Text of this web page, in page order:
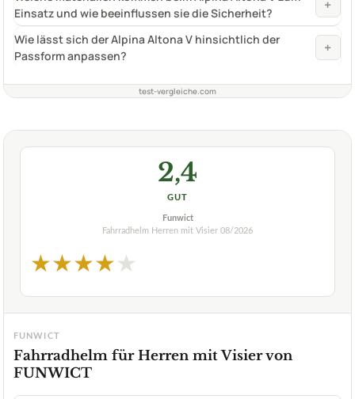
Einsatz und wie beeinflussen sie die Sicherheit?
+
Wie lässt sich der Alpina Altona V hinsichtlich der
Passform anpassen?
+
test-vergleiche.com
2,4
GUT
Funwict
Fahrradhelm Herren mit Visier 08/2026
★★★★★
FUNWICT
Fahrradhelm für Herren mit Visier von
FUNWICT